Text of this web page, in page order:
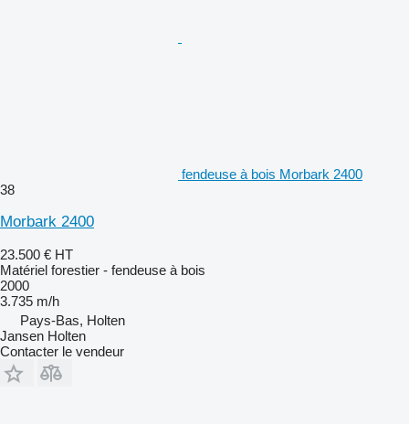
fendeuse à bois Morbark 2400
38
Morbark 2400
23.500 € HT
Matériel forestier - fendeuse à bois
2000
3.735 m/h
Pays-Bas, Holten
Jansen Holten
Contacter le vendeur